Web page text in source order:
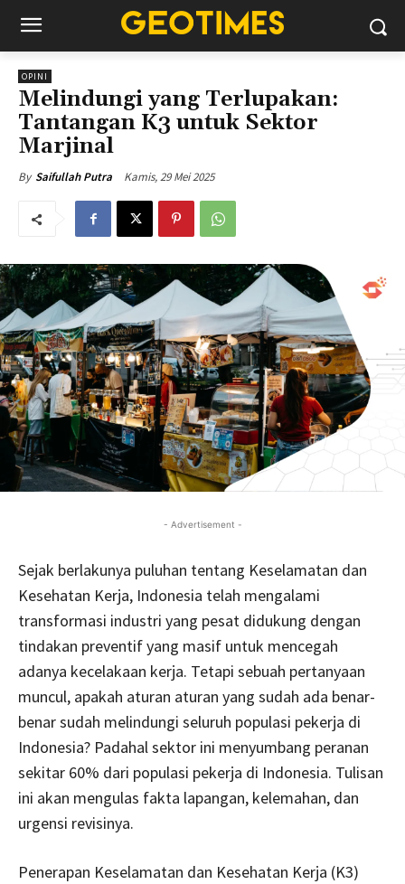
OPINI
Melindungi yang Terlupakan:
Tantangan K3 untuk Sektor
Marjinal
By Saifullah Putra Kamis, 29 Mei 2025
- Advertisement -
Sejak berlakunya puluhan tentang Keselamatan dan
Kesehatan Kerja, Indonesia telah mengalami
transformasi industri yang pesat didukung dengan
tindakan preventif yang masif untuk mencegah
adanya kecelakaan kerja. Tetapi sebuah pertanyaan
muncul, apakah aturan aturan yang sudah ada benar-
benar sudah melindungi seluruh populasi pekerja di
Indonesia? Padahal sektor ini menyumbang peranan
sekitar 60% dari populasi pekerja di Indonesia. Tulisan
ini akan mengulas fakta lapangan, kelemahan, dan
urgensi revisinya.
Penerapan Keselamatan dan Kesehatan Kerja (K3)